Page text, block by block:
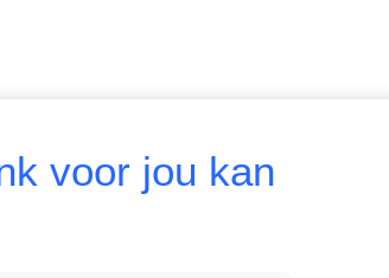
voor jou kan